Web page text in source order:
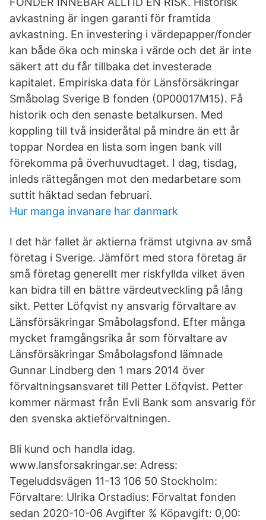
avkastning är ingen garanti för framtida
avkastning. En investering i värdepapper/fonder
kan både öka och minska i värde och det är inte
säkert att du får tillbaka det investerade
kapitalet. Empiriska data för Länsförsäkringar
Småbolag Sverige B fonden (0P00017M15). Få
historik och den senaste betalkursen. Med
koppling till två insideråtal på mindre än ett år
toppar Nordea en lista som ingen bank vill
förekomma på överhuvudtaget. I dag, tisdag,
inleds rättegången mot den medarbetare som
suttit häktad sedan februari.
Hur manga invanare har danmark
I det här fallet är aktierna främst utgivna av små
företag i Sverige. Jämfört med stora företag är
små företag generellt mer riskfyllda vilket även
kan bidra till en bättre värdeutveckling på lång
sikt. Petter Löfqvist ny ansvarig förvaltare av
Länsförsäkringar Småbolagsfond. Efter många
mycket framgångsrika år som förvaltare av
Länsförsäkringar Småbolagsfond lämnade
Gunnar Lindberg den 1 mars 2014 över
förvaltningsansvaret till Petter Löfqvist. Petter
kommer närmast från Evli Bank som ansvarig för
den svenska aktieförvaltningen.
Bli kund och handla idag.
www.lansforsakringar.se: Adress:
Tegeluddsvägen 11-13 106 50 Stockholm:
Förvaltare: Ulrika Orstadius: Förvaltat fonden
sedan 2020-10-06 Avgifter % Köpavgift: 0,00: